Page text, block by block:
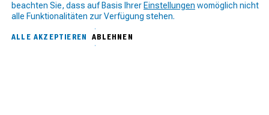
beachten Sie, dass auf Basis Ihrer Einstellungen womöglich nicht
alle Funktionalitäten zur Verfügung stehen.
ALLE AKZEPTIEREN ABLEHNEN